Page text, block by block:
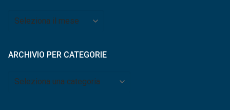
Archivio
ARCHIVIO PER CATEGORIE
Archivio